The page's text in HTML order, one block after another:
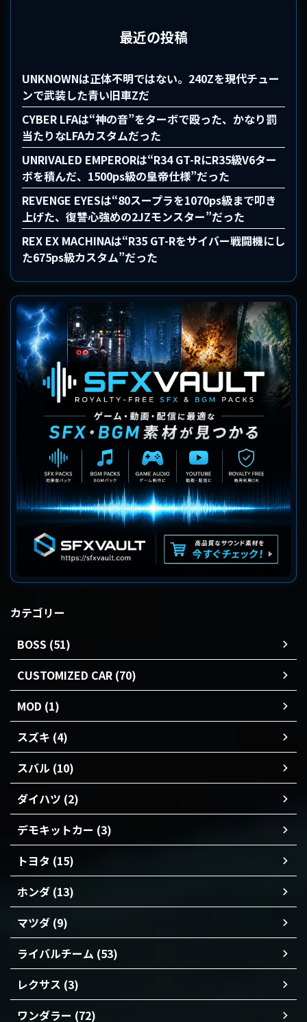
最近の投稿
UNKNOWNは正体不明ではない。240Zを現代チュー
ンで武装した青い旧車Zだ
CYBER LFAは“神の音”をターボで殴った、かなり罰
当たりなLFAカスタムだった
UNRIVALED EMPERORは“R34 GT-RにR35級V6ター
ボを積んだ、1500ps級の皇帝仕様”だった
REVENGE EYESは“80スープラを1070ps級まで叩き
上げた、復讐心強めの2JZモンスター”だった
REX EX MACHINAは“R35 GT-Rをサイバー戦闘機にし
た675ps級カスタム”だった
カテゴリー
BOSS (51)
CUSTOMIZED CAR (70)
MOD (1)
スズキ (4)
スバル (10)
ダイハツ (2)
デモキットカー (3)
トヨタ (15)
ホンダ (13)
マツダ (9)
ライバルチーム (53)
レクサス (3)
ワンダラー (72)